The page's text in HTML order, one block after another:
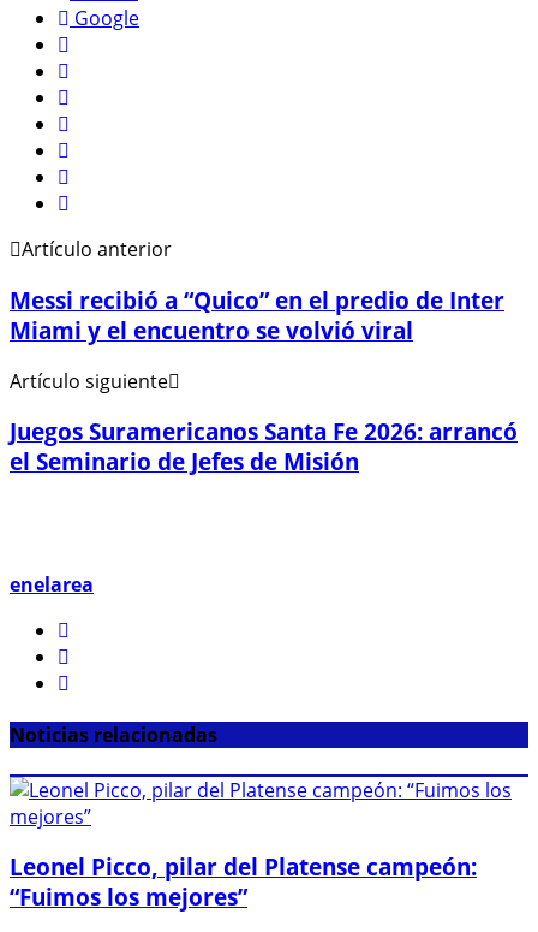
Google
Artículo anterior
Messi recibió a “Quico” en el predio de Inter
Miami y el encuentro se volvió viral
Artículo siguiente
Juegos Suramericanos Santa Fe 2026: arrancó
el Seminario de Jefes de Misión
enelarea
Noticias relacionadas
Leonel Picco, pilar del Platense campeón:
“Fuimos los mejores”